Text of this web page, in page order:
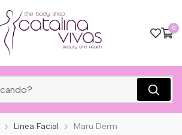
0
Linea Facial Maru Derm